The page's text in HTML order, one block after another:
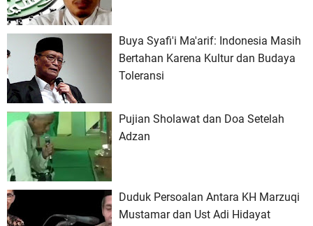
Buya Syafi'i Ma'arif: Indonesia Masih
Bertahan Karena Kultur dan Budaya
Toleransi
Pujian Sholawat dan Doa Setelah
Adzan
Duduk Persoalan Antara KH Marzuqi
Mustamar dan Ust Adi Hidayat